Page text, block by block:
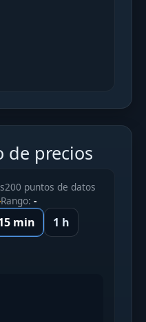
de precios
200 puntos de datos
Rango: -
min
1 h